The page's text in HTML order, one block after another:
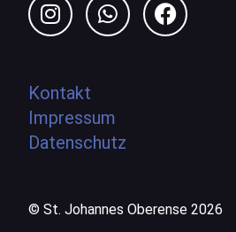
Kontakt
Impressum
Datenschutz
© St. Johannes Oberense 2026